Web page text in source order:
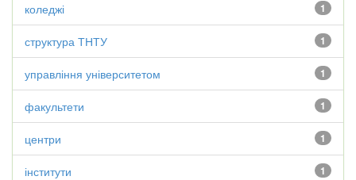
1
коледжі
1
структура ТНТУ
1
управління університетом
1
факультети
1
центри
1
інститути